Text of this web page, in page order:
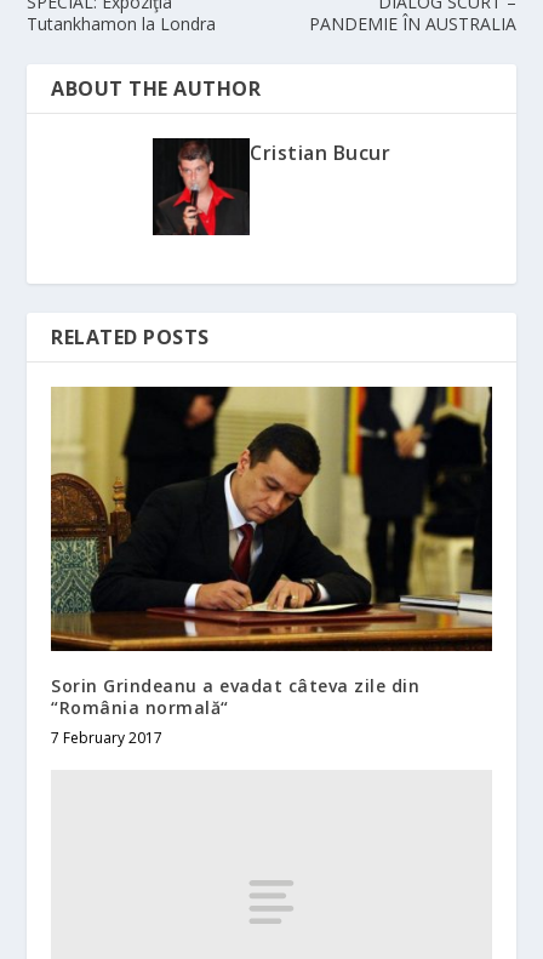
Tutankhamon la Londra
PANDEMIE ÎN AUSTRALIA
ABOUT THE AUTHOR
Cristian Bucur
RELATED POSTS
Sorin Grindeanu a evadat câteva zile din
“România normală“
7 February 2017